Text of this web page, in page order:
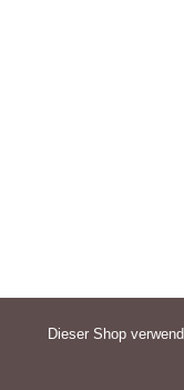
Dieser Shop